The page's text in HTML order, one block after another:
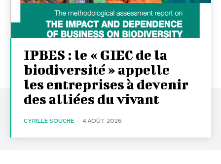
IPBES : le « GIEC de la
biodiversité » appelle
les entreprises à devenir
des alliées du vivant
CYRILLE SOUCHE - 4 AOÛT 2026